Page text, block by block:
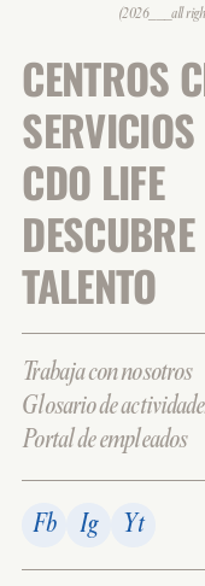
(2026___all
CENTROS
SERVICIOS
CDO LIFE
DESCUBRE
TALENTO
Trabaja con nosotros
Glosario de
Portal de empleados
Fb Ig Yt